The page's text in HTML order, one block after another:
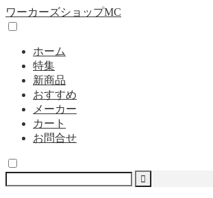
ワーカーズショップMC
ホーム
特集
新商品
おすすめ
メーカー
カート
お問合せ